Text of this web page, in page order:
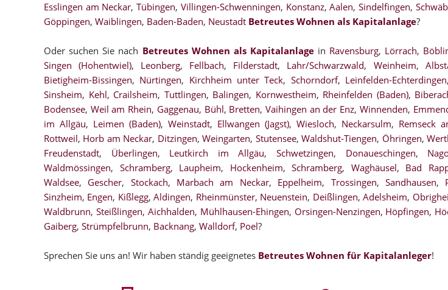
Esslingen am Neckar,Tübingen, Villingen-Schwenningen, Konstanz,Aalen,Sindelfingen,
Göppingen, Waiblingen, Baden-Baden, Neustadt Betreutes Wohnen als Kapitalanlage?
Oder suchen Sie nach Betreutes Wohnen als Kapitalanlagein Ravensburg, Lörrach,
Singen (Hohentwiel), Leonberg, Fellbach, Filderstadt, Lahr/Schwarzwald, Weinheim,
Bietigheim-Bissingen, Nürtingen, Kirchheim unter Teck, Schorndorf, Leinfelden-Echterdingen,
Sinsheim, Kehl, Crailsheim, Tuttlingen, Balingen, Kornwestheim, Rheinfelden (Baden),
Bodensee, Weil am Rhein, Gaggenau, Bühl, Bretten,Vaihingen an der Enz, Winnenden,
im Allgäu, Leimen (Baden), Weinstadt, Ellwangen (Jagst), Wiesloch, Neckarsulm, Remseck
Rottweil, Horb am Neckar, Ditzingen,Weingarten, Stutensee,Waldshut-Tiengen, Öhringen,
Freudenstadt, Überlingen, Leutkirch im Allgäu,Schwetzingen, Donaueschingen,
Waldmössingen, Schramberg, Laupheim, Hockenheim, Schramberg, Waghäusel, Bad
Waldsee, Gescher, Stockach, Marbach am Neckar, Eppelheim, Trossingen, Sandhausen,
Sinzheim, Engen, Kißlegg,Aldingen, Rheinmünster, Neuenstein, Deißlingen,Adelsheim,
Waldbrunn, Steißlingen, Aichhalden, Mühlhausen-Ehingen, Orsingen-Nenzingen, Höpfingen,
Gaiberg, Strümpfelbrunn, Backnang, Walldorf, Poel?
Sprechen Sie uns an! Wir haben ständig geeignetes Betreutes Wohnen für Kapitalanleger!